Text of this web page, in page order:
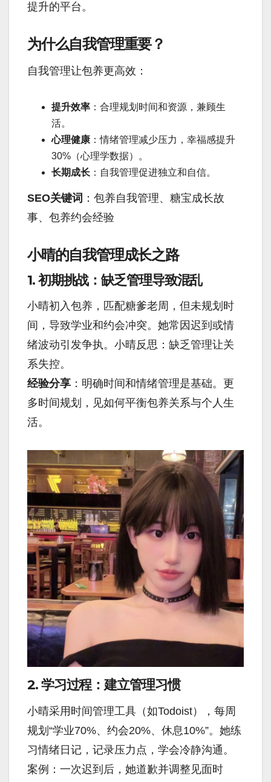
提升的平台。
为什么自我管理重要？
自我管理让包养更高效：
提升效率 ：合理规划时间和资源，兼顾生
活。
心理健康 ：情绪管理减少压力，幸福感提升
30%（心理学数据）。
长期成长 ：自我管理促进独立和自信。
SEO关键词 ：包养自我管理、糖宝成长故
事、包养约会经验
小晴的自我管理成长之路
1. 初期挑战：缺乏管理导致混乱
小晴初入包养，匹配糖爹老周，但未规划时
间，导致学业和约会冲突。她常因迟到或情
绪波动引发争执。小晴反思：缺乏管理让关
系失控。
经验分享 ：明确时间和情绪管理是基础。更
多时间规划，见如何平衡包养关系与个人生
活。
2. 学习过程：建立管理习惯
小晴采用时间管理工具（如Todoist），每周
规划“学业70%、约会20%、休息10%”。她练
习情绪日记，记录压力点，学会冷静沟通。
案例：一次迟到后，她道歉并调整见面时